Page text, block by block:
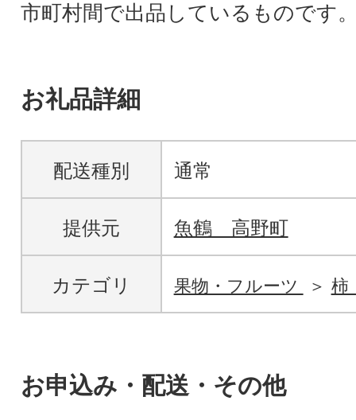
市町村間で出品しているものです
お礼品詳細
配送種別 通常
提供元 魚鶴 高野町
カテゴリ 果物・フルーツ 柿
お申込み・配送・その他